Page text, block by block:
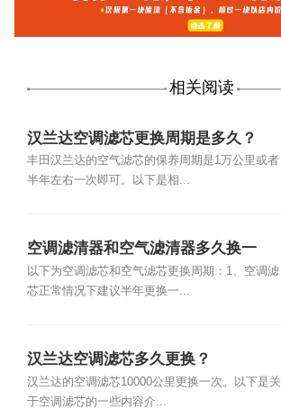
相关阅读
汉兰达空调滤芯更换周期是多久？
丰田汉兰达的空气滤芯的保养周期是1万公里或者
半年左右一次即可。以下是相...
空调滤清器和空气滤清器多久换一
次？
以下为空调滤芯和空气滤芯更换周期：1、空调滤
芯正常情况下建议半年更换一...
汉兰达空调滤芯多久更换？
汉兰达的空调滤芯10000公里更换一次。以下是关
于空调滤芯的一些内容介...